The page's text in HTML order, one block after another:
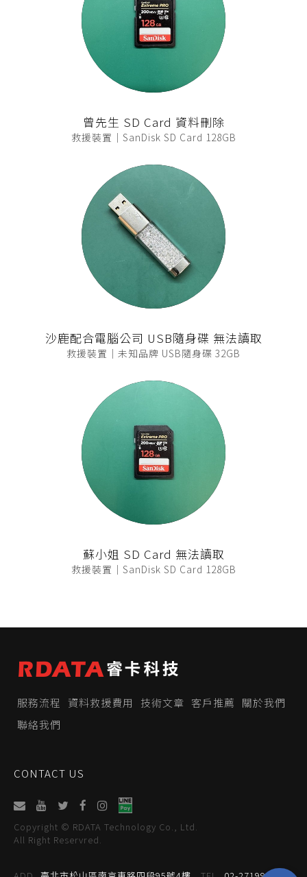
曾先生 SD Card 資料刪除
救援裝置｜SanDisk SD Card 128GB
沙鹿配合電腦公司 USB隨身碟 無法讀取
救援裝置｜未知品牌 USB隨身碟 32GB
蘇小姐 SD Card 無法讀取
救援裝置｜SanDisk SD Card 128GB
服務流程 資料救援費用 技術文章 客戶推薦
關於我們
聯絡我們
CONTACT US
Copyright © RDATA Technology Co., Ltd.
All Right Reservred.